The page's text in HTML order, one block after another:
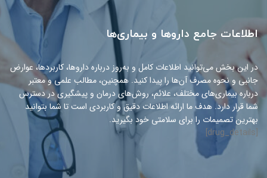
اطلاعات جامع داروها و بیماری‌ها
در این بخش می‌توانید اطلاعات کامل و به‌روز درباره داروها، کاربردها، عوارض
جانبی و نحوه مصرف آن‌ها را پیدا کنید. همچنین، مطالب علمی و معتبر
درباره بیماری‌های مختلف، علائم، روش‌های درمان و پیشگیری در دسترس
شما قرار دارد. هدف ما ارائه اطلاعات دقیق و کاربردی است تا شما بتوانید
بهترین تصمیمات را برای سلامتی خود بگیرید.